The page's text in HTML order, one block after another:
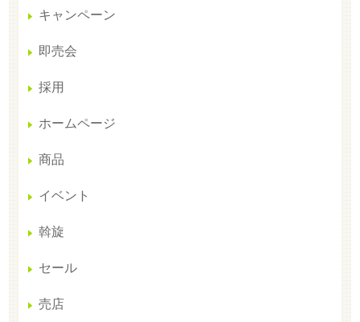
キャンペーン
即売会
採用
ホームページ
商品
イベント
斡旋
セール
売店